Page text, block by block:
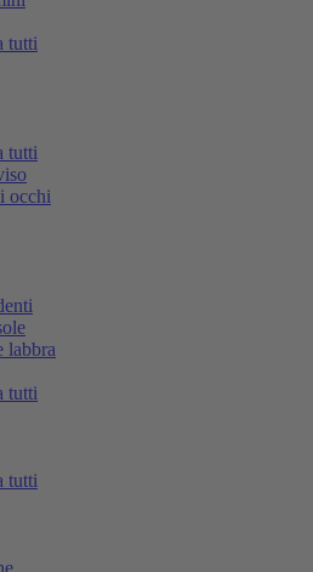
tutti
tutti
occhi
labbra
tutti
tutti